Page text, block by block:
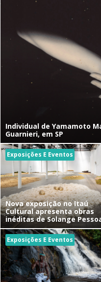
Individual de Yamamoto
Guarnieri, em SP
Exposições E Eventos
Nova exposição no Itaú
Cultural apresenta obras
inéditas de Solange
Exposições E Eventos